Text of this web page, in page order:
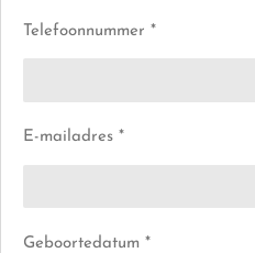
Telefoonnummer *
E-mailadres *
Geboortedatum *